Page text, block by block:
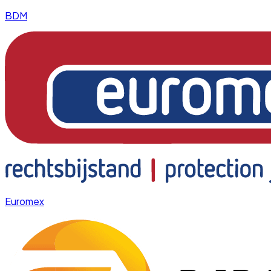
BDM
Euromex